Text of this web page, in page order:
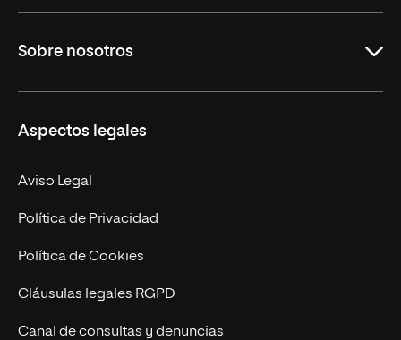
Másteres Oficiales
Doctorados
Experto Universitario
Postgrados
Cursos Universitarios
Sobre nosotros
Facultades
Nuestro Equipo
Trabaja en UNIR
Actualidad
UNIR Revista
Eventos
Aspectos legales
Aviso Legal
Política de Privacidad
Política de Cookies
Cláusulas legales RGPD
Canal de consultas y denuncias